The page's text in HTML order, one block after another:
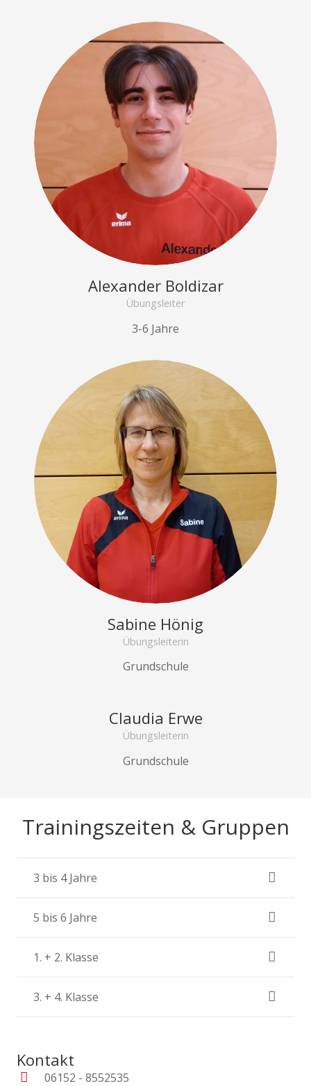
Alexander Boldizar
Übungsleiter
3-6 Jahre
Sabine Hönig
Übungsleiterin
Grundschule
Claudia Erwe
Übungsleiterin
Grundschule
Trainingszeiten & Gruppen
3 bis 4 Jahre
5 bis 6 Jahre
1. + 2. Klasse
3. + 4. Klasse
Kontakt
06152 - 8552535